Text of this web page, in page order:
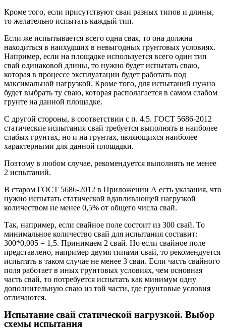
Кроме того, если присутствуют сваи разных типов и длины,
то желательно испытать каждый тип.
Если же испытывается всего одна свая, то она должна
находиться в наихудших в невыгодных грунтовых условиях.
Например, если на площадке используется всего один тип
свай одинаковой длины, то нужно будет испытать сваю,
которая в процессе эксплуатации будет работать под
максимальной нагрузкой. Кроме того, для испытаний нужно
будет выбрать ту сваю, которая располагается в самом слабом
грунте на данной площадке.
С другой стороны, в соответствии с п. 4.5. ГОСТ 5686-2012
статические испытания свай требуется выполнять в наиболее
слабых грунтах, но и на грунтах, являющихся наиболее
характерными для данной площадки.
Поэтому в любом случае, рекомендуется выполнять не менее
2 испытаний.
В старом ГОСТ 5686-2012 в Приложении А есть указания, что
нужно испытать статической вдавливающей нагрузкой
количеством не менее 0,5% от общего числа свай.
Так, например, если свайное поле состоит из 300 свай. То
минимальное количество свай для испытания составит:
300*0,005 = 1,5. Принимаем 2 свай. Но если свайное поле
представлено, например двумя типами свай, то рекомендуется
испытать в таком случае не менее 3 сваи. Если часть свайного
поля работает в иных грунтовых условиях, чем основная
часть свай, то потребуется испытать как минимум одну
дополнительную сваю из той части, где грунтовые условия
отличаются.
Испытание свай статической нагрузкой. Выбор
схемы испытания